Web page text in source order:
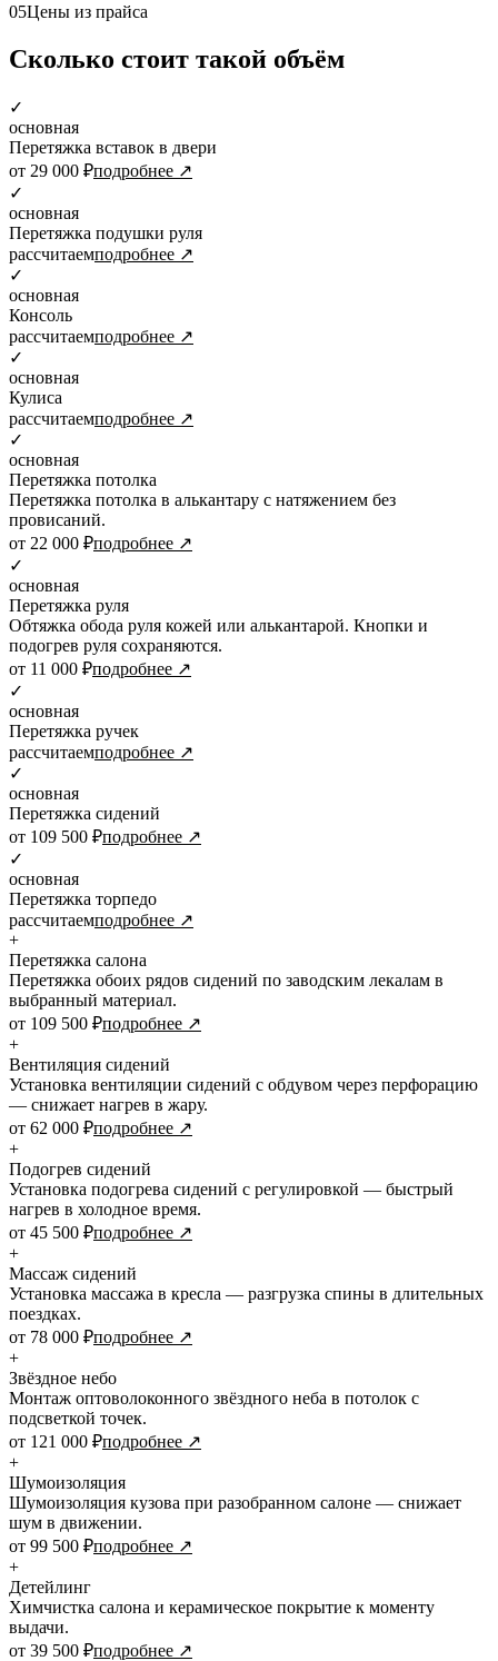
05Цены из прайса
Сколько стоит такой объём
✓
основная
Перетяжка вставок в двери
от 29 000 ₽подробнее ↗
✓
основная
Перетяжка подушки руля
рассчитаемподробнее ↗
✓
основная
Консоль
рассчитаемподробнее ↗
✓
основная
Кулиса
рассчитаемподробнее ↗
✓
основная
Перетяжка потолка
Перетяжка потолка в алькантару с натяжением без
провисаний.
от 22 000 ₽подробнее ↗
✓
основная
Перетяжка руля
Обтяжка обода руля кожей или алькантарой. Кнопки и
подогрев руля сохраняются.
от 11 000 ₽подробнее ↗
✓
основная
Перетяжка ручек
рассчитаемподробнее ↗
✓
основная
Перетяжка сидений
от 109 500 ₽подробнее ↗
✓
основная
Перетяжка торпедо
рассчитаемподробнее ↗
+
Перетяжка салона
Перетяжка обоих рядов сидений по заводским лекалам в
выбранный материал.
от 109 500 ₽подробнее ↗
+
Вентиляция сидений
Установка вентиляции сидений с обдувом через перфорацию
— снижает нагрев в жару.
от 62 000 ₽подробнее ↗
+
Подогрев сидений
Установка подогрева сидений с регулировкой — быстрый
нагрев в холодное время.
от 45 500 ₽подробнее ↗
+
Массаж сидений
Установка массажа в кресла — разгрузка спины в длительных
поездках.
от 78 000 ₽подробнее ↗
+
Звёздное небо
Монтаж оптоволоконного звёздного неба в потолок с
подсветкой точек.
от 121 000 ₽подробнее ↗
+
Шумоизоляция
Шумоизоляция кузова при разобранном салоне — снижает
шум в движении.
от 99 500 ₽подробнее ↗
+
Детейлинг
Химчистка салона и керамическое покрытие к моменту
выдачи.
от 39 500 ₽подробнее ↗